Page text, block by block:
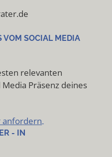
VOM SOCIAL MEDIA
relevanten
Präsenz deines
- IN